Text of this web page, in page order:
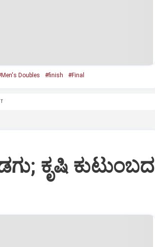
Doubles #finish #Final
ಕೃಷಿ ಕುಟುಂಬದ